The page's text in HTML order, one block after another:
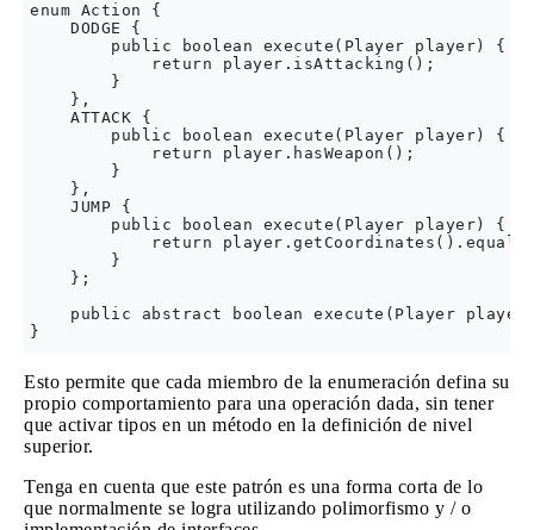
enum Action {
    DODGE {
        public boolean execute(Player player) {
            return player.isAttacking();
        }
    },
    ATTACK {
        public boolean execute(Player player) {
            return player.hasWeapon();
        }
    },
    JUMP {
        public boolean execute(Player player) {
return
        }
    };
public abstract boolean execute(Player
Esto permite que cada miembro de la enumeración defina su
propio comportamiento para una operación dada, sin tener
que activar tipos en un método en la definición de nivel
superior.
Tenga en cuenta que este patrón es una forma corta de lo
que normalmente se logra utilizando polimorfismo y / o